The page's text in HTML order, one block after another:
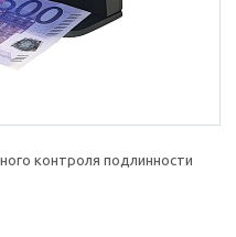
контроля подлинности